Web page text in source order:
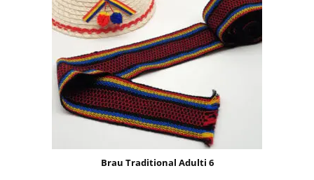
Brau Traditional Adulti 6